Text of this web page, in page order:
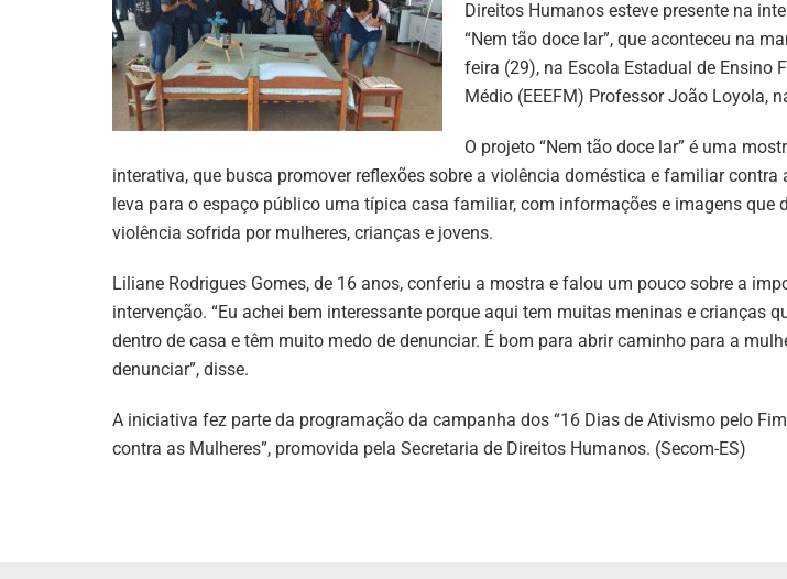
Direitos Humanos esteve presente na
“Nem tão doce lar”, que aconteceu na
feira (29), na Escola Estadual de Ensino
Médio (EEEFM) Professor João Loyola,
O projeto “Nem tão doce lar” é uma
interativa, que busca promover reflexões sobre a violência doméstica e familiar contra
leva para o espaço público uma típica casa familiar, com informações e imagens que
violência sofrida por mulheres, crianças e jovens.
Liliane Rodrigues Gomes, de 16 anos, conferiu a mostra e falou um pouco sobre a
intervenção. “Eu achei bem interessante porque aqui tem muitas meninas e crianças
dentro de casa e têm muito medo de denunciar. É bom para abrir caminho para a
denunciar”, disse.
A iniciativa fez parte da programação da campanha dos “16 Dias de Ativismo pelo
contra as Mulheres”, promovida pela Secretaria de Direitos Humanos. (Secom-ES)